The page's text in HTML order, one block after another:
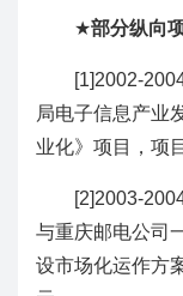
★部分纵向
[1]2002-
局电子信息产业
业化》项目，项
[2]2003-
与重庆邮电公司
设市场化运作方